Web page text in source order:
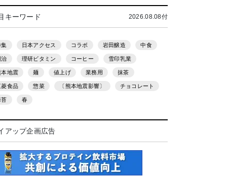
キーワード 2026.08.08付
集 日本アクセス コラボ 岩田醸造 中食
治 理研ビタミン コーヒー 雪印乳業
本地震 麺 値上げ 業務用 抹茶
菱食品 惣菜 〔熊本地震影響〕 チョコレート
苔 春
アップ企画広告